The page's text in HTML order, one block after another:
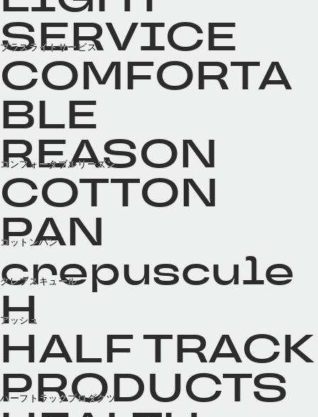
SERVICE
ブラスライトサービス
COMFORTA
BLE
REASON
コンフォータブルリーズン
COTTON
PAN
コットンパン
crepuscule
クレプスキュール
H
アッシュ
HALF TRACK
PRODUCTS
ハーフトラックプロダクツ